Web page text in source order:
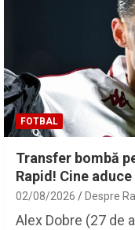
FOTBAL
Transfer bombă
Rapid! Cine
02/08/2026 Despre
Alex Dobre (27 de